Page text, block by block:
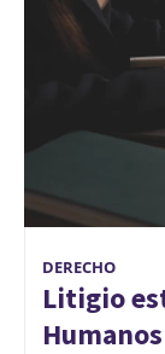
DERECHO
Litigio
Humanos